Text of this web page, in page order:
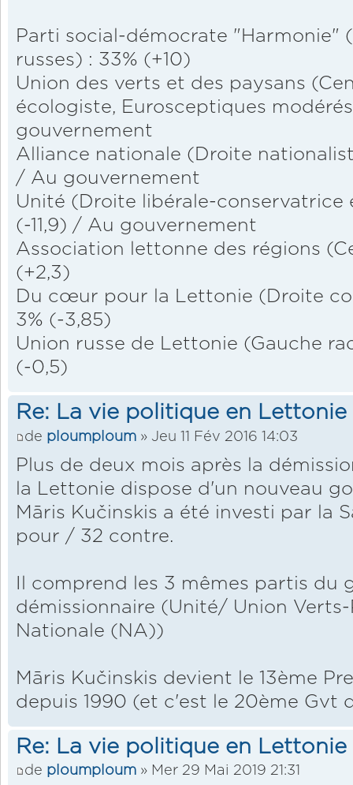
Parti social-démocrate "Harmonie"
russes) : 33% (+10)
Union des verts et des paysans
écologiste, Eurosceptiques
gouvernement
Alliance nationale (Droite
/ Au gouvernement
Unité (Droite libérale-conservatrice
(-11,9) / Au gouvernement
Association lettonne des régions
(+2,3)
Du cœur pour la Lettonie (Droite
3% (-3,85)
Union russe de Lettonie (Gauche
(-0,5)
Re: La vie politique en Lettonie
de ploumploum » Jeu 11 Fév 2016 14:03
Plus de deux mois après la
la Lettonie dispose d'un nouveau
Māris Kučinskis a été investi par la
pour / 32 contre.
Il comprend les 3 mêmes partis du
démissionnaire (Unité/ Union
Nationale (NA))
Māris Kučinskis devient le 13ème
depuis 1990 (et c'est le 20ème Gvt
Re: La vie politique en Lettonie
de ploumploum » Mer 29 Mai 2019 21:31